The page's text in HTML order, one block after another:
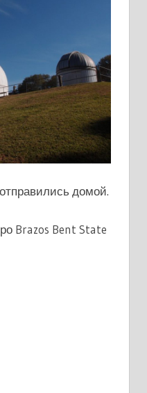
домой.
Brazos Bent State